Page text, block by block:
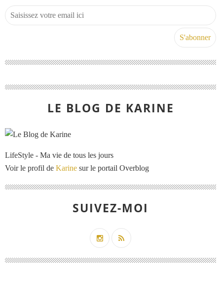
LE BLOG DE KARINE
LifeStyle - Ma vie de tous les jours
Voir le profil de Karine sur le portail Overblog
SUIVEZ-MOI